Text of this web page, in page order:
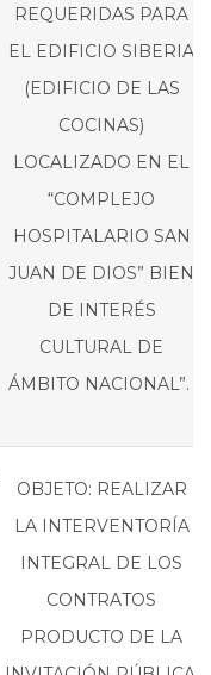
REQUERIDAS PARA
EL EDIFICIO SIBERIA
(EDIFICIO DE LAS
COCINAS)
LOCALIZADO EN EL
“COMPLEJO
HOSPITALARIO SAN
JUAN DE DIOS” BIEN
DE INTERÉS
CULTURAL DE
ÁMBITO NACIONAL”.
OBJETO: REALIZAR
LA INTERVENTORÍA
INTEGRAL DE LOS
CONTRATOS
PRODUCTO DE LA